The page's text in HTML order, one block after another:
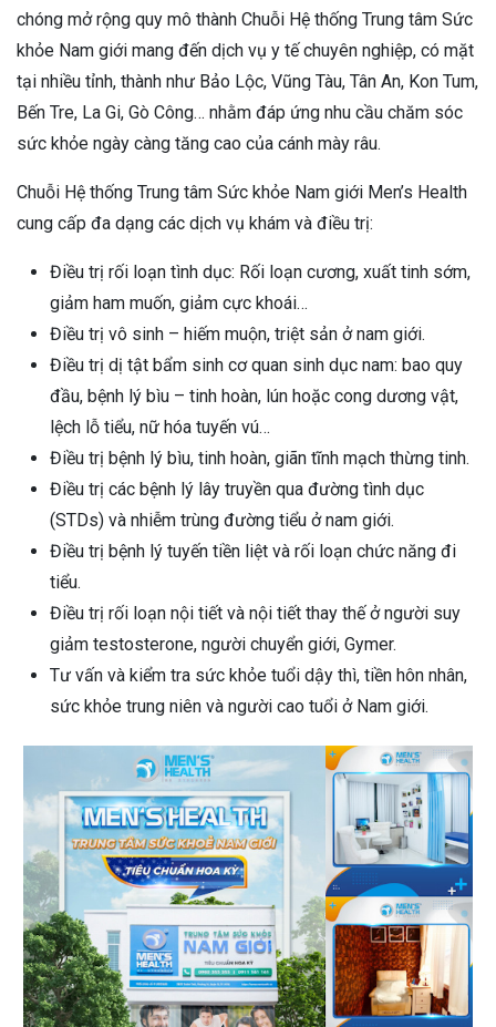
chóng mở rộng quy mô thành Chuỗi Hệ thống Trung tâm Sức
khỏe Nam giới mang đến dịch vụ y tế chuyên nghiệp, có mặt
tại nhiều tỉnh, thành như Bảo Lộc, Vũng Tàu, Tân An, Kon Tum,
Bến Tre, La Gi, Gò Công… nhằm đáp ứng nhu cầu chăm sóc
sức khỏe ngày càng tăng cao của cánh mày râu.
Chuỗi Hệ thống Trung tâm Sức khỏe Nam giới Men’s Health
cung cấp đa dạng các dịch vụ khám và điều trị:
Điều trị rối loạn tình dục: Rối loạn cương, xuất tinh sớm,
giảm ham muốn, giảm cực khoái…
Điều trị vô sinh – hiếm muộn, triệt sản ở nam giới.
Điều trị dị tật bẩm sinh cơ quan sinh dục nam: bao quy
đầu, bệnh lý bìu – tinh hoàn, lún hoặc cong dương vật,
lệch lỗ tiểu, nữ hóa tuyến vú…
Điều trị bệnh lý bìu, tinh hoàn, giãn tĩnh mạch thừng tinh.
Điều trị các bệnh lý lây truyền qua đường tình dục
(STDs) và nhiễm trùng đường tiểu ở nam giới.
Điều trị bệnh lý tuyến tiền liệt và rối loạn chức năng đi
tiểu.
Điều trị rối loạn nội tiết và nội tiết thay thế ở người suy
giảm testosterone, người chuyển giới, Gymer.
Tư vấn và kiểm tra sức khỏe tuổi dậy thì, tiền hôn nhân,
sức khỏe trung niên và người cao tuổi ở Nam giới.